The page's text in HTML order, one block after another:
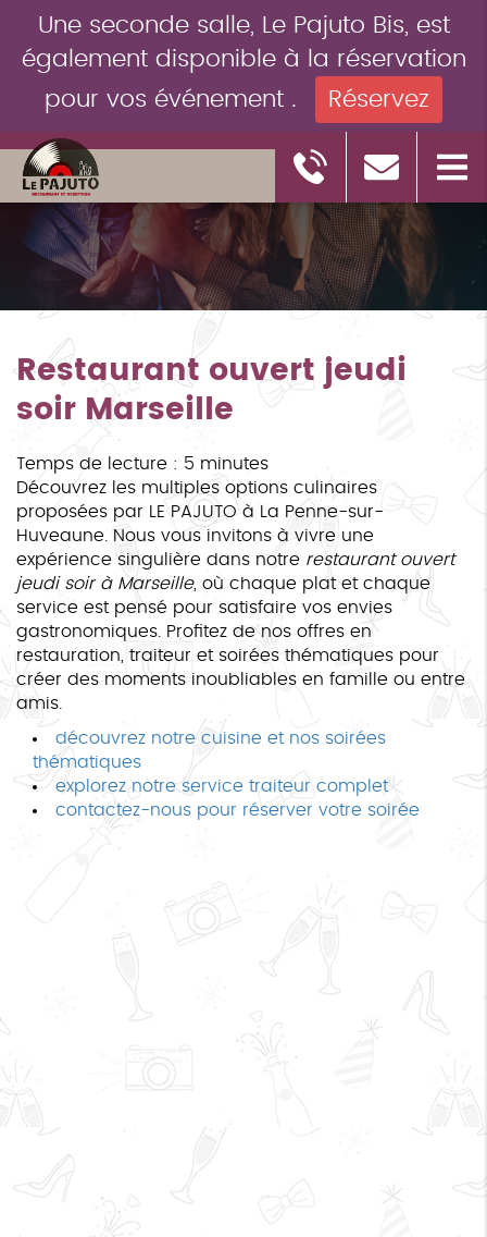
Une seconde salle, Le Pajuto Bis, est
également disponible à la réservation
pour vos événement .
Réservez
Restaurant ouvert jeudi
soir Marseille
Temps de lecture : 5 minutes
Découvrez les multiples options culinaires
proposées par LE PAJUTO à La Penne-sur-
Huveaune. Nous vous invitons à vivre une
expérience singulière dans notre restaurant ouvert
jeudi soir à Marseille, où chaque plat et chaque
service est pensé pour satisfaire vos envies
gastronomiques. Profitez de nos offres en
restauration, traiteur et soirées thématiques pour
créer des moments inoubliables en famille ou entre
amis.
découvrez notre cuisine et nos soirées
thématiques
explorez notre service traiteur complet
contactez-nous pour réserver votre soirée